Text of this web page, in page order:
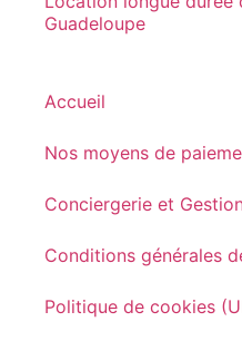
Guadeloupe
Accueil
Nos moyens de
Conciergerie et
Conditions générales
Politique de cookies